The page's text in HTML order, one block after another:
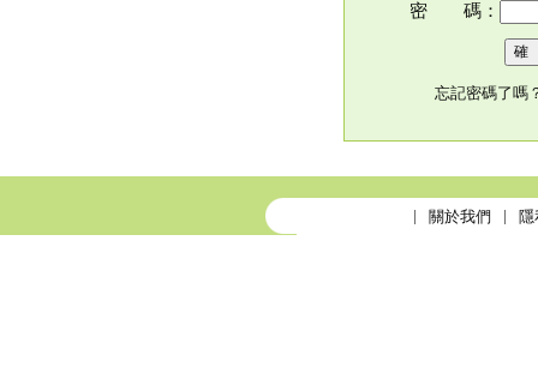
密 碼：
忘記密碼了嗎
關於我們